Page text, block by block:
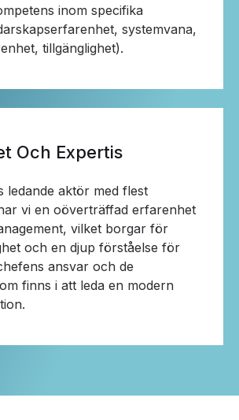
inom specifika
systemvana,
tillgänglighet).
Och Expertis
ledande aktör med flest
vi en oöverträffad erfarenhet
vilket borgar för
och en djup förståelse för
ansvar och de
finns i att leda en modern